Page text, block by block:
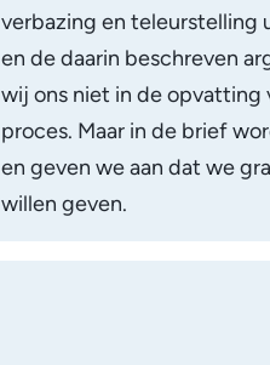
verbazing en teleurstelling
en de daarin beschreven
wij ons niet in de opvatting
proces. Maar in de brief
en geven we aan dat we
willen geven.